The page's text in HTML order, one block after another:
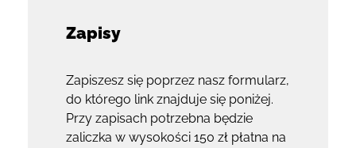
Zapisy
Zapiszesz się poprzez nasz formularz,
do którego link znajduje się poniżej.
Przy zapisach potrzebna będzie
zaliczka w wysokości 150 zł płatna na